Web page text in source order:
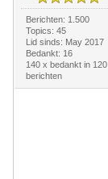
Berichten: 1.500
Topics: 45
Lid sinds: May 2017
Bedankt: 16
140 x bedankt in 120
berichten